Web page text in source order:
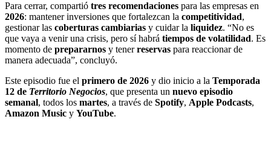
Para cerrar, compartió tres recomendaciones para las empresas en
2026: mantener inversiones que fortalezcan la competitividad,
gestionar las coberturas cambiarias y cuidar la liquidez. “No es
que vaya a venir una crisis, pero sí habrá tiempos de volatilidad. Es
momento de prepararnos y tenerreservas para reaccionar de
manera adecuada”, concluyó.
Este episodio fue el primero de 2026 y dio inicio a la Temporada
12 de Territorio Negocios, que presenta un nuevo episodio
semanal, todos los martes, a través de Spotify, Apple Podcasts,
Amazon Music y YouTube.